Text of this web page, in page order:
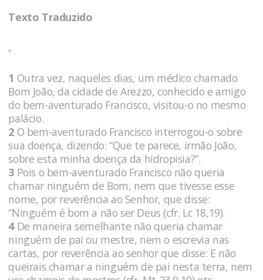
Texto Traduzido
.
1 Outra vez, naqueles dias, um médico chamado
Bom João, da cidade de Arezzo, conhecido e amigo
do bem-aventurado Francisco, visitou-o no mesmo
palácio.
2 O bem-aventurado Francisco interrogou-o sobre
sua doença, dizendo: “Que te parece, irmão João,
sobre esta minha doença da hidropisia?”.
3 Pois o bem-aventurado Francisco não queria
chamar ninguém de Bom, nem que tivesse esse
nome, por reverência ao Senhor, que disse:
“Ninguém é bom a não ser Deus (cfr. Lc 18,19).
4De maneira semelhante não queria chamar
ninguém de pai ou mestre, nem o escrevia nas
cartas, por reverência ao senhor que disse: E não
queirais chamar a ninguém de pai nesta terra, nem